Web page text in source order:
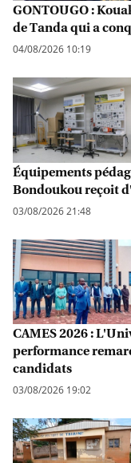
GONTOUGO :
de Tanda qui a
04/08/2026 10:19
Équipements
Bondoukou reçoit
03/08/2026 21:48
CAMES 2026 :
performance
candidats
03/08/2026 19:02